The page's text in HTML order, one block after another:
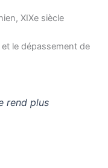
XIXe siècle
le dépassement de
rend plus